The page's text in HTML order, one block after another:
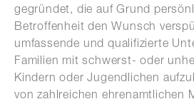
gegründet, die auf Grund
Betroffenheit den Wunsch
umfassende und qualifizierte
Familien mit schwerst- oder
Kindern oder Jugendlichen
von zahlreichen ehrenamtlichen